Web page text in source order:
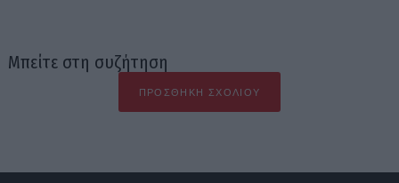
Μπείτε στη συζήτηση
ΠΡΟΣΘΉΚΗ ΣΧΟΛΊΟΥ